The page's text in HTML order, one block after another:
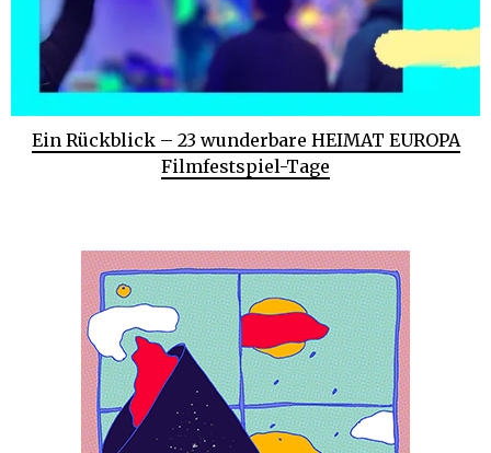
Ein Rückblick – 23 wunderbare HEIMAT EUROPA
Filmfestspiel-Tage